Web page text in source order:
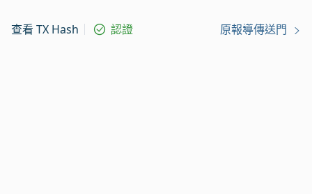
查看 TX Hash 認證 原報導傳送門